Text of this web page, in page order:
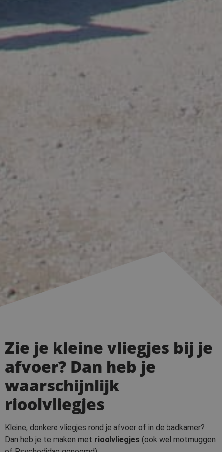
Zie je kleine vliegjes bij je
afvoer? Dan heb je
waarschijnlijk
rioolvliegjes
Kleine, donkere vliegjes rond je afvoer of in de badkamer?
Dan heb je te maken met rioolvliegjes (ook wel motmuggen